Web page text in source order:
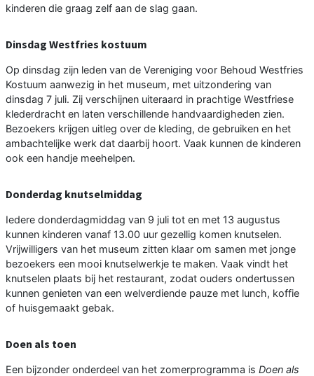
kinderen die graag zelf aan de slag gaan.
Dinsdag Westfries kostuum
Op dinsdag zijn leden van de Vereniging voor Behoud Westfries
Kostuum aanwezig in het museum, met uitzondering van
dinsdag 7 juli. Zij verschijnen uiteraard in prachtige Westfriese
klederdracht en laten verschillende handvaardigheden zien.
Bezoekers krijgen uitleg over de kleding, de gebruiken en het
ambachtelijke werk dat daarbij hoort. Vaak kunnen de kinderen
ook een handje meehelpen.
Donderdag knutselmiddag
Iedere donderdagmiddag van 9 juli tot en met 13 augustus
kunnen kinderen vanaf 13.00 uur gezellig komen knutselen.
Vrijwilligers van het museum zitten klaar om samen met jonge
bezoekers een mooi knutselwerkje te maken. Vaak vindt het
knutselen plaats bij het restaurant, zodat ouders ondertussen
kunnen genieten van een welverdiende pauze met lunch, koffie
of huisgemaakt gebak.
Doen als toen
Een bijzonder onderdeel van het zomerprogramma is Doen als